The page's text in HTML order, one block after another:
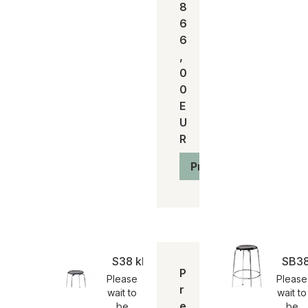
8
6
6
,
0
0
E
U
R
Produkt anzeigen
S38 kleiner Hocker- Egon Eiermann
Please
wait to
P
r
Please
wait to